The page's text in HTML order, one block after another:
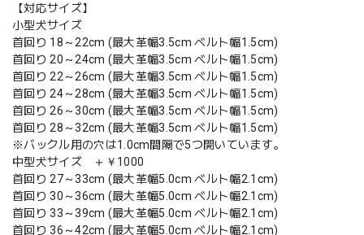
【対応サイズ】
小型犬サイズ
首回り 18～22cm (最大革幅3.5cm ベルト幅1.5cm)
首回り 20～24cm (最大革幅3.5cm ベルト幅1.5cm)
首回り 22～26cm (最大革幅3.5cm ベルト幅1.5cm)
首回り 24～28cm (最大革幅3.5cm ベルト幅1.5cm)
首回り 26～30cm (最大革幅3.5cm ベルト幅1.5cm)
首回り 28～32cm (最大革幅3.5cm ベルト幅1.5cm)
※バックル用の穴は1.0cm間隔で5つ開いています。
中型犬サイズ ＋￥1000
首回り 27～33cm (最大革幅5.0cm ベルト幅2.1cm)
首回り 30～36cm (最大革幅5.0cm ベルト幅2.1cm)
首回り 33～39cm (最大革幅5.0cm ベルト幅2.1cm)
首回り 36～42cm (最大革幅5.0cm ベルト幅2.1cm)